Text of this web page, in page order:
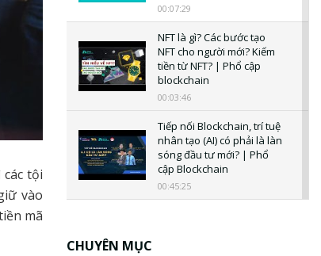
các tội
vào
mã
00:07:29
NFT là gì? Các bước tạo
NFT cho người mới? Kiếm
tiền từ NFT? | Phổ cập
blockchain
00:03:46
Tiếp nối Blockchain, trí tuệ
nhân tạo (AI) có phải là làn
sóng đầu tư mới? | Phổ
cập Blockchain
00:45:25
CHUYÊN MỤC